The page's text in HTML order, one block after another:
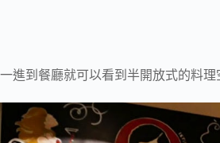
一進到餐廳就可以看到半開放式的料理